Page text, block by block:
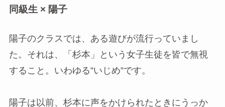
同級生 × 陽子
陽子のクラスでは、ある遊びが流行っていまし
た。それは、「杉本」という女子生徒を皆で無視
すること。いわゆる”いじめ”です。
陽子は以前、杉本に声をかけられたときにうっか